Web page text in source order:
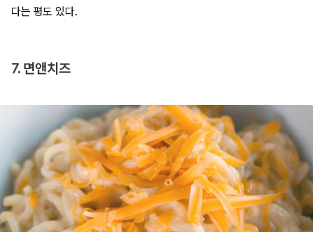
다는 평도 있다.
7. 면앤치즈